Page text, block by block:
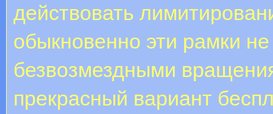
действовать
обыкновенно эти рамки
безвозмездными
прекрасный вариант